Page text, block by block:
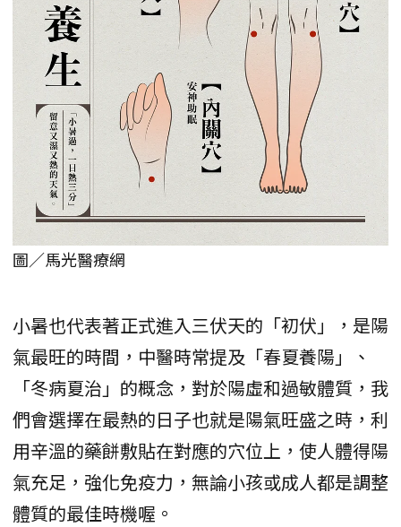
圖／馬光醫療網
小暑也代表著正式進入三伏天的「初伏」，是陽
氣最旺的時間，中醫時常提及「春夏養陽」、
「冬病夏治」的概念，對於陽虛和過敏體質，我
們會選擇在最熱的日子也就是陽氣旺盛之時，利
用辛溫的藥餅敷貼在對應的穴位上，使人體得陽
氣充足，強化免疫力，無論小孩或成人都是調整
體質的最佳時機喔。